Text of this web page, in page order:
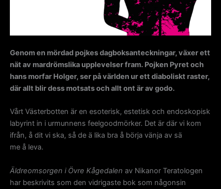
Genom en mördad pojkes dagboksanteckningar, växer ett
nät av mardrömslika upplevelser fram. Pojken Pyret och
hans morfar Holger, ser på världen ur ett diaboliskt raster,
där allt blir dess motsats och allt ont är av godo.
Vårt Västerbotten är en esoterisk, estetisk och endoskopisk
labyrint in i urmunnens feelgoodmörker. Det är där vi kom
ifrån, å dit vi ska, så de ä lika bra å börja vänja av sä
me å leva.
Äldreomsorgen i Övre Kågedalen av Nikanor Teratologen
har beskrivits som den vidrigaste bok som någonsin